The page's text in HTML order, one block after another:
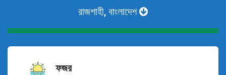
রাজশাহী, বাংলাদেশ
ফজর